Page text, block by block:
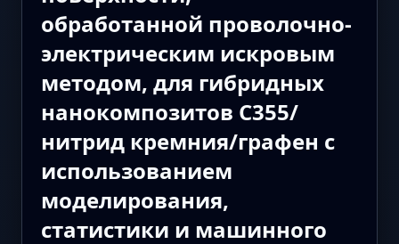
обработанной проволочно-
электрическим искровым
методом, для гибридных
нанокомпозитов C355/
нитрид кремния/графен с
использованием
моделирования,
статистики и машинного